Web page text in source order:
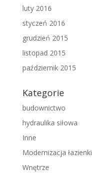
luty 2016
styczeń 2016
grudzień 2015
listopad 2015
październik 2015
Kategorie
budownictwo
hydraulika siłowa
Inne
Modernizacja łazienki
Wnętrze